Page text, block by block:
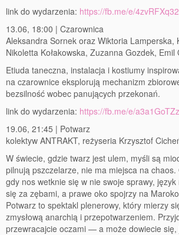
link do wydarzenia: https://fb.me/e/4zvRFXq32
13.06, 18:00 | Czarownica
Aleksandra Sornek oraz Wiktoria Lamperska,
Nikoletta Kołakowska, Zuzanna Gozdek, Emil
Etiuda taneczna, instalacja i kostiumy
na czarownice eksplorują mechanizm
bezsilność wobec panujących przekonań.
link do wydarzenia: https://fb.me/e/a3a1GoTZz
19.06, 21:45 | Potwarz
kolektyw ANTRAKT, reżyseria Krzysztof
W świecie, gdzie twarz jest ulem, myśli są
pilnują pszczelarze, nie ma miejsca na
gdy nos wetknie się w nie swoje sprawy, język
się za zębami, a prawe oko spojrzy na
Potwarz to spektakl plenerowy, który mierzy
zmysłową anarchią i przepotwarzeniem.
przewracajcie oczami — a może dowiecie się,